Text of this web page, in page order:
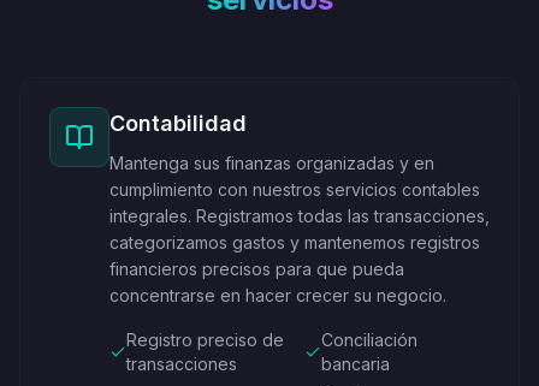
Contabilidad
Mantenga sus finanzas organizadas y en
cumplimiento con nuestros servicios contables
integrales. Registramos todas las transacciones,
categorizamos gastos y mantenemos registros
financieros precisos para que pueda
concentrarse en hacer crecer su negocio.
Registro preciso de
transacciones
Conciliación
bancaria